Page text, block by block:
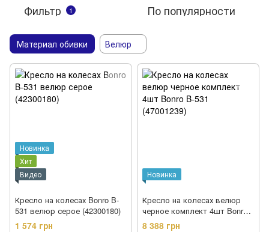
Фильтр 1 По популярности
Материал обивки Велюр
Новинка
Хит
Видео
Кресло на колесах Bonro B-
531 велюр серое (42300180)
1 574 грн
Новинка
Кресло на колесах велюр
черное комплект 4шт Bonro
B-531 (47001239)
8 388 грн